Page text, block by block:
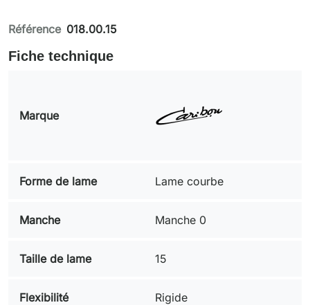
Référence 018.00.15
Fiche technique
Marque
Forme de lame Lame courbe
Manche Manche 0
Taille de lame 15
Flexibilité Rigide